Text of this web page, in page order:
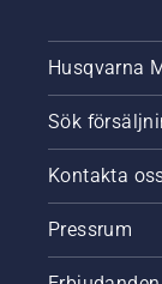
Husqvarna
Sök
Kontakta
Pressrum